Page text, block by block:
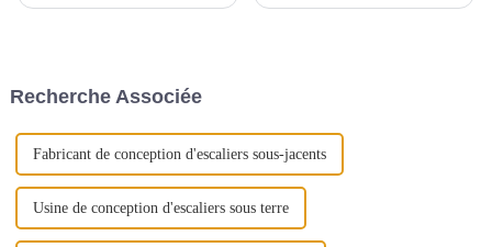
Recherche Associée
Fabricant de conception d'escaliers sous-jacents
Usine de conception d'escaliers sous terre